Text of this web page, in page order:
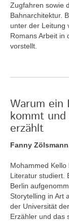
Zugfahren sowie
Bahnarchitektur.
unter der Leitung
Romans Arbeit in
vorstellt.
Warum ein
kommt
erzählt
Fanny
Mohammed
Literatur studiert.
Berlin
Storytelling in Art
der Universität
Erzähler und das